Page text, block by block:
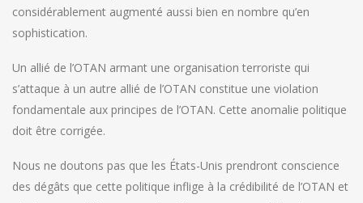
considérablement augmenté aussi bien en nombre qu’en
sophistication.
Un allié de l’OTAN armant une organisation terroriste qui
s’attaque à un autre allié de l’OTAN constitue une violation
fondamentale aux principes de l’OTAN. Cette anomalie politique
doit être corrigée.
Nous ne doutons pas que les États-Unis prendront conscience
des dégâts que cette politique inflige à la crédibilité de l’OTAN et